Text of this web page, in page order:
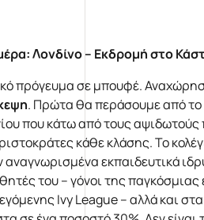
:Λονδίνο – Εκδρομή στο
πρόγευμα σε μπουφέ.
. Πρώτα θα περάσουμε από το
που κάτω από τους αψιδωτούς
κάθε κλάσης. Το
αναγνωρισμένα εκπαιδευτικά
του – γόνοι της
Ivy League – αλλά και